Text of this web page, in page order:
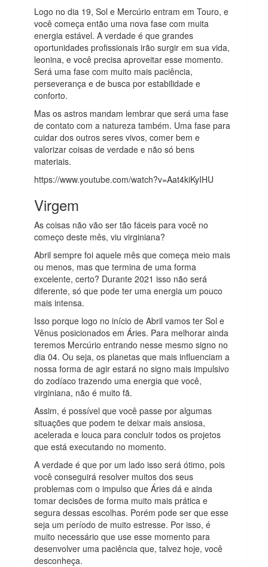
Logo no dia 19, Sol e Mercúrio entram em Touro, e
você começa então uma nova fase com muita
energia estável. A verdade é que grandes
oportunidades profissionais irão surgir em sua vida,
leonina, e você precisa aproveitar esse momento.
Será uma fase com muito mais paciência,
perseverança e de busca por estabilidade e
conforto.
Mas os astros mandam lembrar que será uma fase
de contato com a natureza também. Uma fase para
cuidar dos outros seres vivos, comer bem e
valorizar coisas de verdade e não só bens
materiais.
https://www.youtube.com/watch?v=Aat4kiKyIHU
Virgem
As coisas não vão ser tão fáceis para você no
começo deste mês, viu virginiana?
Abril sempre foi aquele mês que começa meio mais
ou menos, mas que termina de uma forma
excelente, certo? Durante 2021 isso não será
diferente, só que pode ter uma energia um pouco
mais intensa.
Isso porque logo no início de Abril vamos ter Sol e
Vênus posicionados em Áries. Para melhorar ainda
teremos Mercúrio entrando nesse mesmo signo no
dia 04. Ou seja, os planetas que mais influenciam a
nossa forma de agir estará no signo mais impulsivo
do zodíaco trazendo uma energia que você,
virginiana, não é muito fã.
Assim, é possível que você passe por algumas
situações que podem te deixar mais ansiosa,
acelerada e louca para concluir todos os projetos
que está executando no momento.
A verdade é que por um lado isso será ótimo, pois
você conseguirá resolver muitos dos seus
problemas com o impulso que Áries dá e ainda
tomar decisões de forma muito mais prática e
segura dessas escolhas. Porém pode ser que esse
seja um período de muito estresse. Por isso, é
muito necessário que use esse momento para
desenvolver uma paciência que, talvez hoje, você
desconheça.